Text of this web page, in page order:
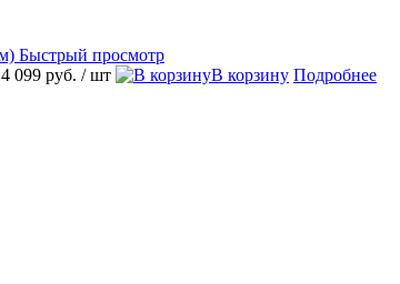
Быстрый просмотр
4 099 руб. / шт В корзину Подробнее